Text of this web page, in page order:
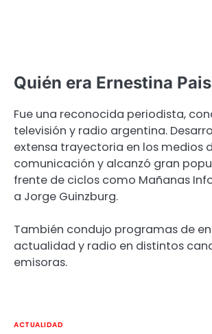
Quién era Ernestina Pais
Fue una reconocida periodista,
televisión y radio argentina.
extensa trayectoria en los medios
comunicación y alcanzó gran
frente de ciclos como Mañanas
a Jorge Guinzburg.
También condujo programas de
actualidad y radio en distintos
emisoras.
ACTUALIDAD